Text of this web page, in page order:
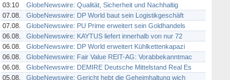
03:10
GlobeNewswire: Qualität, Sicherheit und Nachhaltig
07.08.
GlobeNewswire: DP World baut sein Logistikgeschäft
07.08.
GlobeNewswire: PU Prime erweitert sein Goldhandels
06.08.
GlobeNewswire: KAYTUS liefert innerhalb von nur 72
06.08.
GlobeNewswire: DP World erweitert Kühlkettenkapazi
06.08.
GlobeNewswire: Fair Value REIT-AG: Vorabbekanntmac
06.08.
GlobeNewswire: DEMIRE Deutsche Mittelstand Real Es
05.08.
GlobeNewswire: Gericht hebt die Geheimhaltung wich